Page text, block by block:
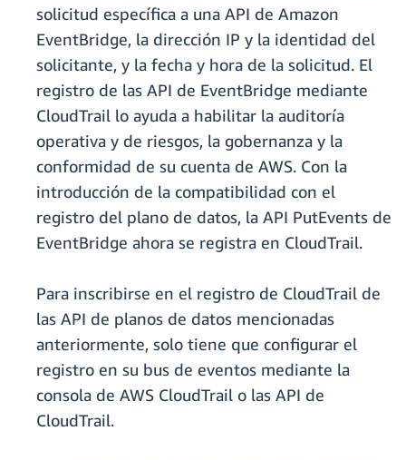
solicitud específica a una API de Amazon
EventBridge, la dirección IP y la identidad del
solicitante, y la fecha y hora de la solicitud. El
registro de las API de EventBridge mediante
CloudTrail lo ayuda a habilitar la auditoría
operativa y de riesgos, la gobernanza y la
conformidad de su cuenta de AWS. Con la
introducción de la compatibilidad con el
registro del plano de datos, la API PutEvents de
EventBridge ahora se registra en CloudTrail.
Para inscribirse en el registro de CloudTrail de
las API de planos de datos mencionadas
anteriormente, solo tiene que configurar el
registro en su bus de eventos mediante la
consola de AWS CloudTrail o las API de
CloudTrail.